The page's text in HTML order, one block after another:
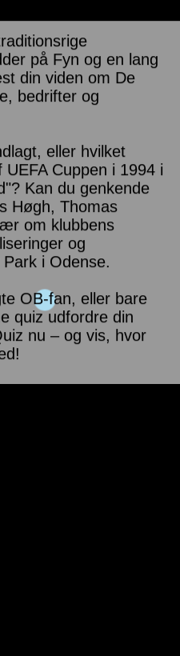
på Fyn og en lang
din viden om De
bedrifter og
eller hvilket
Cuppen i 1994 i
Kan du genkende
Høgh, Thomas
om klubbens
og
i Odense.
OB-fan, eller bare
quiz udfordre din
nu – og vis, hvor